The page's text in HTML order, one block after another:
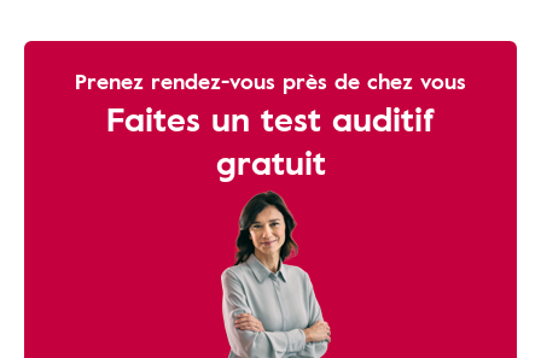
Prenez rendez-vous près de chez vous
Faites un test auditif
gratuit